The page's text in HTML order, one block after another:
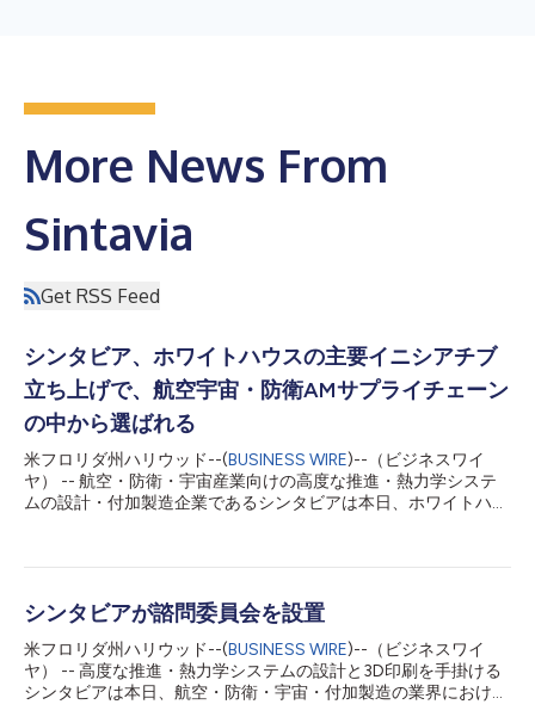
More News From
Sintavia
Get RSS Feed
シンタビア、ホワイトハウスの主要イニシアチブ
立ち上げで、航空宇宙・防衛AMサプライチェーン
の中から選ばれる
米フロリダ州ハリウッド--(BUSINESS WIRE)--（ビジネスワイ
ヤ） -- 航空・防衛・宇宙産業向けの高度な推進・熱力学システ
ムの設計・付加製造企業であるシンタビアは本日、ホワイトハウ
イデン大統領がシンシナティで発表したこの新イニシアチブは、
定です。AM Forwardの初期参加企業は、GEアビエーション、ハ
エナジーです。これらの航空宇宙OEMには、立ち上げに参加する
AMサプライヤーを指名する機会があり、シンタビアはロッキー
ド マーティンとハネウェル・エアロスペースの両社から選ばれ
シンタビアが諮問委員会を設置
米フロリダ州ハリウッド--(BUSINESS WIRE)--（ビジネスワイ
ヤ） -- 高度な推進・熱力学システムの設計と3D印刷を手掛ける
シンタビアは本日、航空・防衛・宇宙・付加製造の業界における